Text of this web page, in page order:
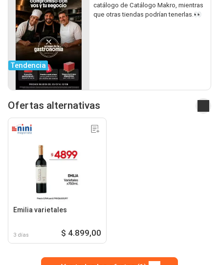
Tendencia
catálogo de Catálogo Makro, mientras
que otras tiendas podrían tenerlas.👀
Ofertas alternativas
Emilia varietales
3 días $ 4.899,00